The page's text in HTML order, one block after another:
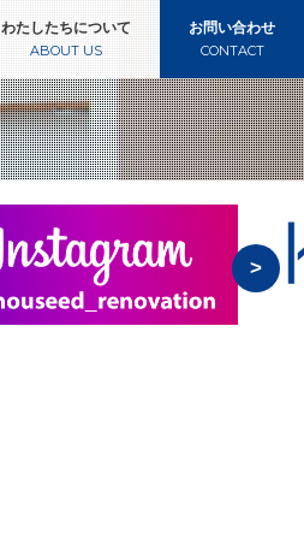
わたしたちについて
ABOUT US
お問い合わせ
CONTACT
>